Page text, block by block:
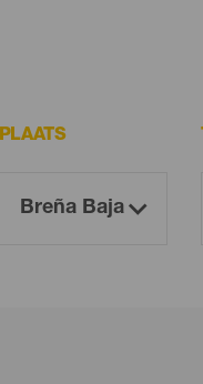
PLAATS